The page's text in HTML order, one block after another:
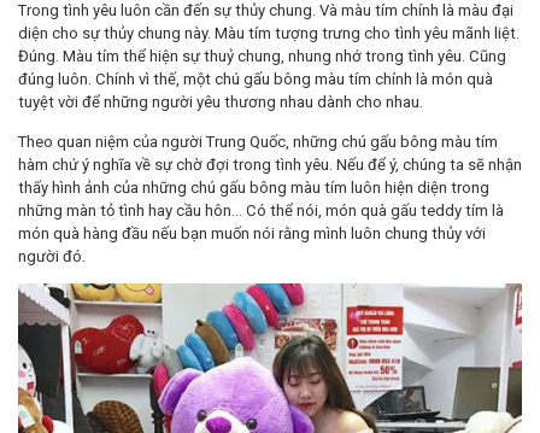
Trong tình yêu luôn cần đến sự thủy chung. Và màu tím chính là màu đại
diện cho sự thủy chung này. Màu tím tượng trưng cho tình yêu mãnh liệt.
Đúng. Màu tím thể hiện sự thuỷ chung, nhung nhớ trong tình yêu. Cũng
đúng luôn. Chính vì thế, một chú gấu bông màu tím chính là món quà
tuyệt vời để những người yêu thương nhau dành cho nhau.
Theo quan niệm của người Trung Quốc, những chú gấu bông màu tím
hàm chứ ý nghĩa về sự chờ đợi trong tình yêu. Nếu để ý, chúng ta sẽ nhận
thấy hình ảnh của những chú gấu bông màu tím luôn hiện diện trong
những màn tỏ tình hay cầu hôn… Có thể nói, món quà gấu teddy tím là
món quà hàng đầu nếu bạn muốn nói rằng mình luôn chung thủy với
người đó.